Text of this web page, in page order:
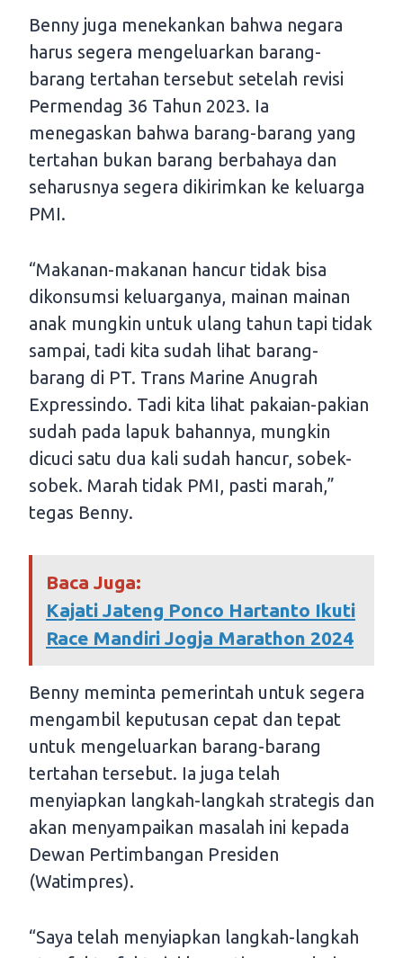
Benny juga menekankan bahwa negara
harus segera mengeluarkan barang-
barang tertahan tersebut setelah revisi
Permendag 36 Tahun 2023. Ia
menegaskan bahwa barang-barang yang
tertahan bukan barang berbahaya dan
seharusnya segera dikirimkan ke keluarga
PMI.
“Makanan-makanan hancur tidak bisa
dikonsumsi keluarganya, mainan mainan
anak mungkin untuk ulang tahun tapi tidak
sampai, tadi kita sudah lihat barang-
barang di PT. Trans Marine Anugrah
Expressindo. Tadi kita lihat pakaian-pakian
sudah pada lapuk bahannya, mungkin
dicuci satu dua kali sudah hancur, sobek-
sobek. Marah tidak PMI, pasti marah,”
tegas Benny.
Baca Juga:
Kajati Jateng Ponco Hartanto Ikuti
Race Mandiri Jogja Marathon 2024
Benny meminta pemerintah untuk segera
mengambil keputusan cepat dan tepat
untuk mengeluarkan barang-barang
tertahan tersebut. Ia juga telah
menyiapkan langkah-langkah strategis dan
akan menyampaikan masalah ini kepada
Dewan Pertimbangan Presiden
(Watimpres).
“Saya telah menyiapkan langkah-langkah